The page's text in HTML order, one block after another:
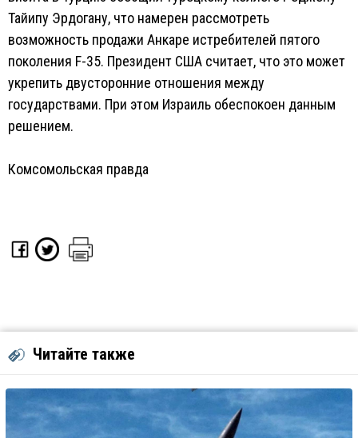
Тайипу Эрдогану, что намерен рассмотреть
возможность продажи Анкаре истребителей пятого
поколения F-35. Президент США считает, что это может
укрепить двусторонние отношения между
государствами. При этом Израиль обеспокоен данным
решением.
Комсомольская правда
Читайте также